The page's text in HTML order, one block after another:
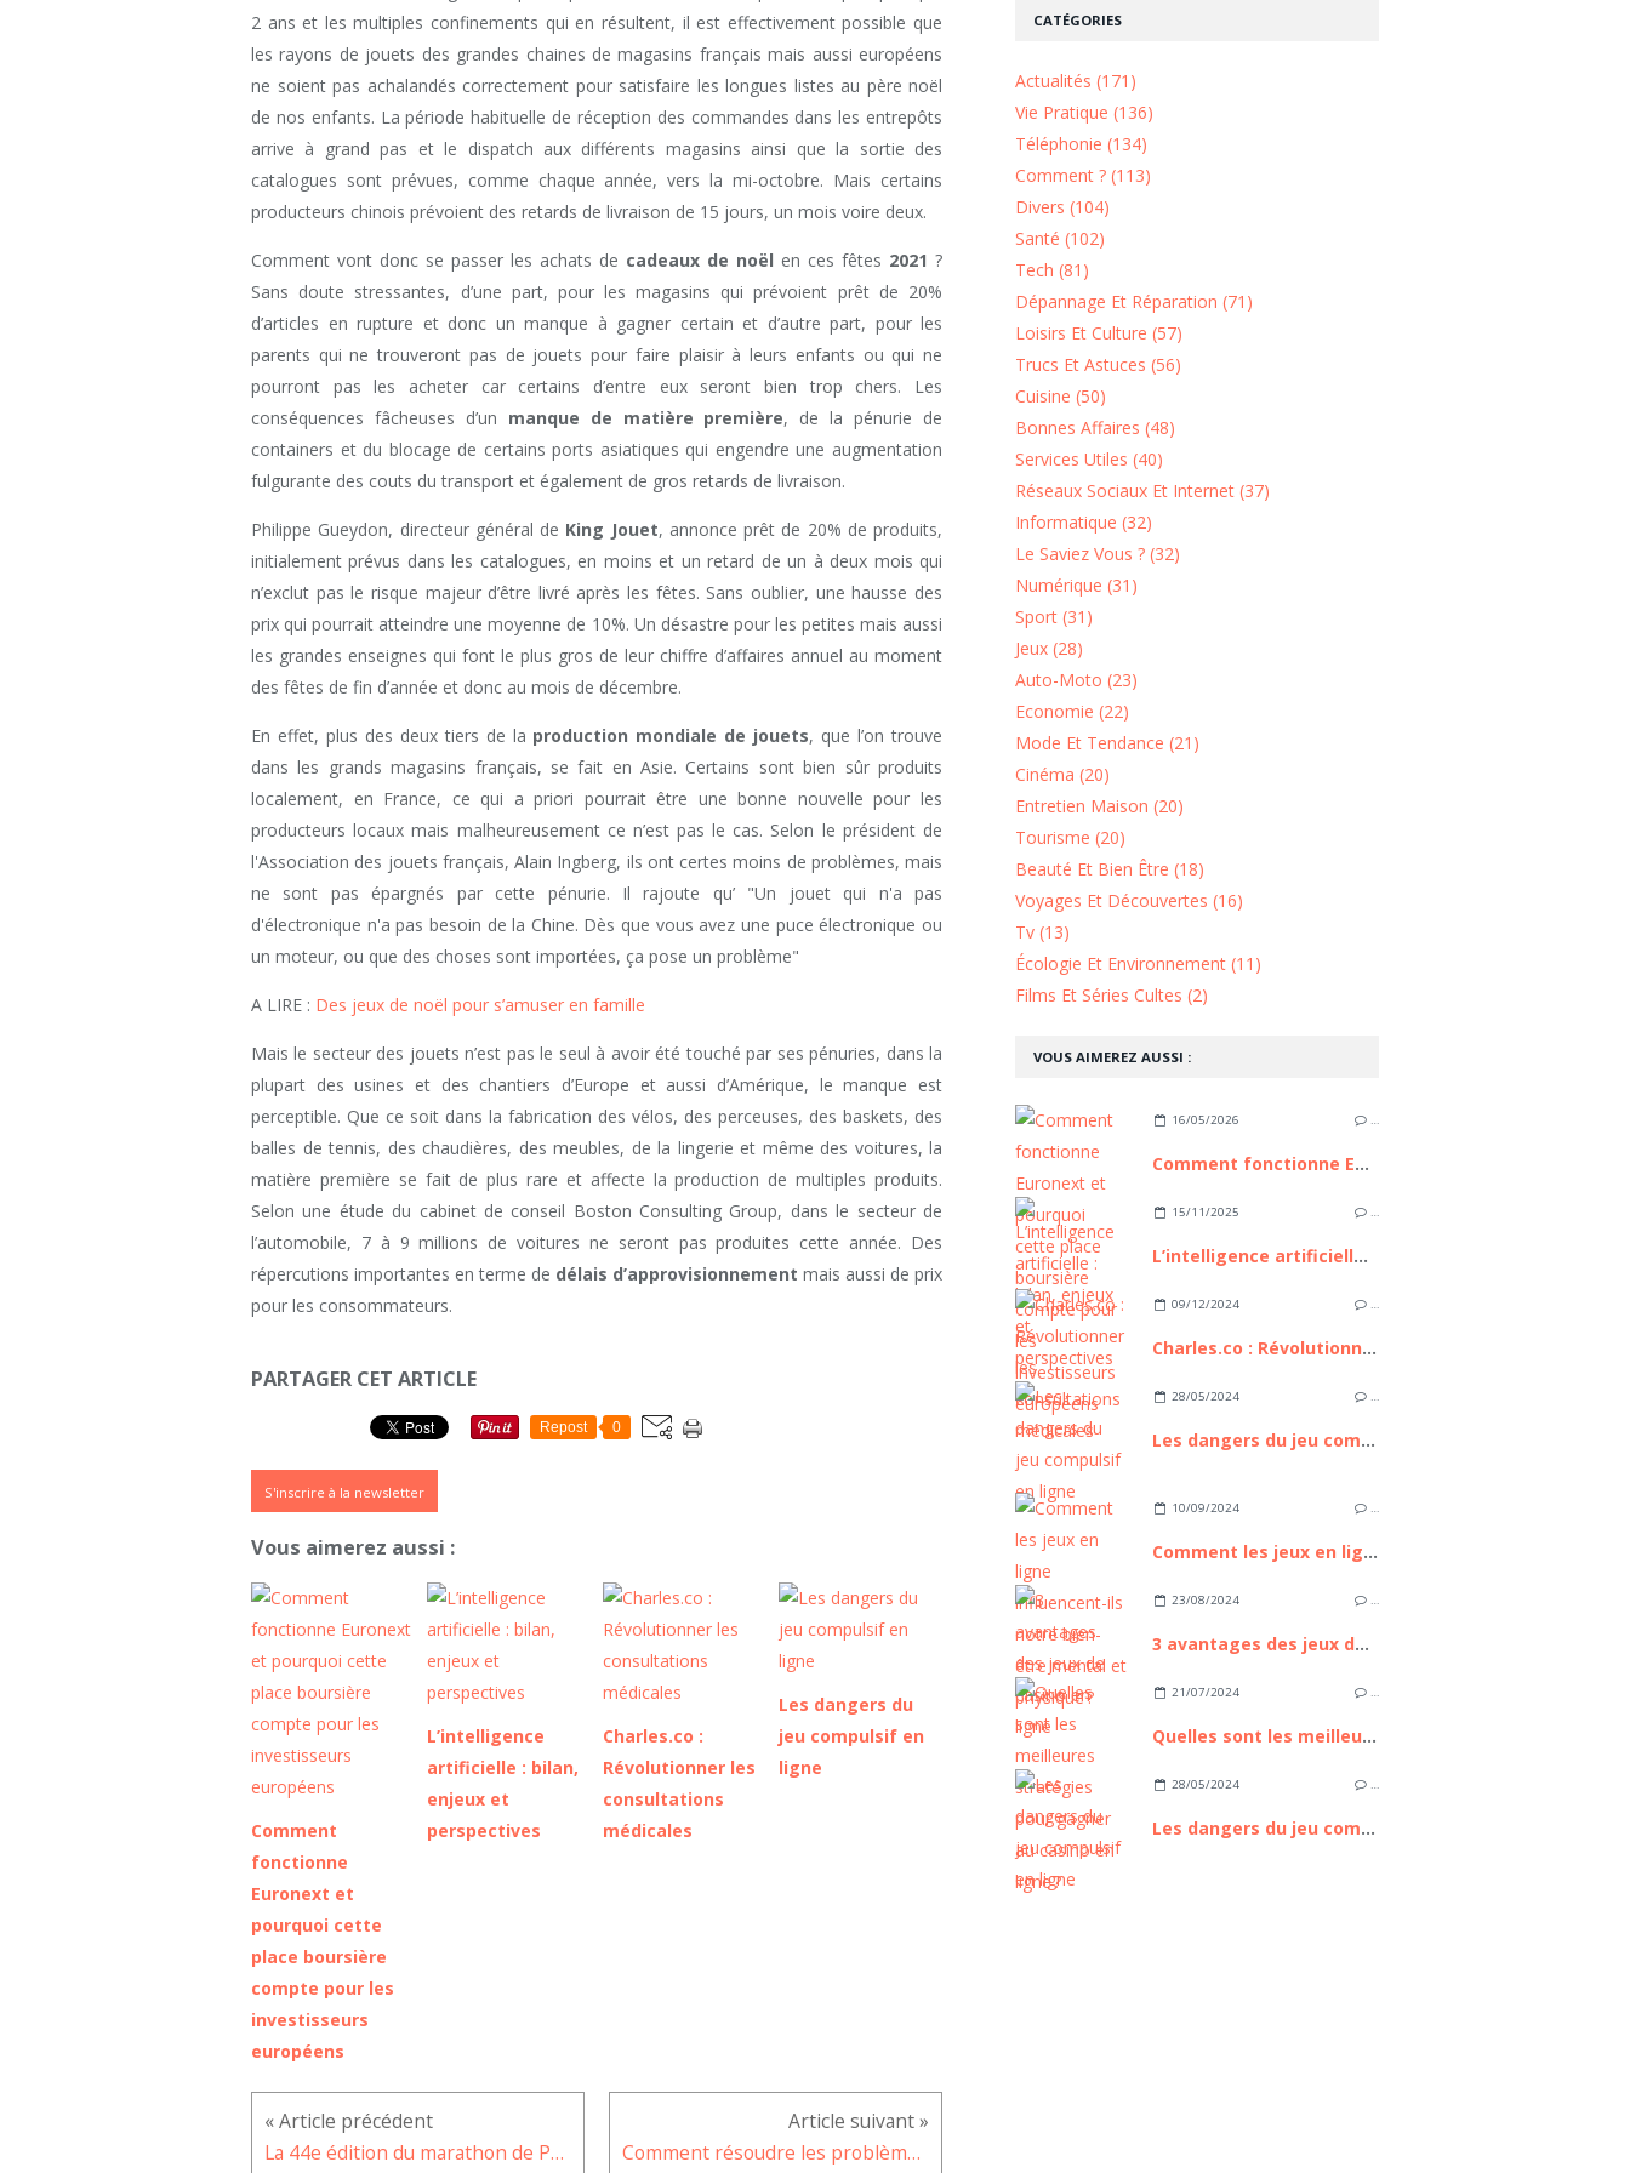
2 ans et les multiples confinements qui en résultent, il est effectivement possible que
les rayons de jouets des grandes chaines de magasins français mais aussi européens
ne soient pas achalandés correctement pour satisfaire les longues listes au père noël
de nos enfants. La période habituelle de réception des commandes dans les entrepôts
arrive à grand pas et le dispatch aux différents magasins ainsi que la sortie des
catalogues sont prévues, comme chaque année, vers la mi-octobre. Mais certains
producteurs chinois prévoient des retards de livraison de 15 jours, un mois voire deux.
Comment vont donc se passer les achats de cadeaux de noël en ces fêtes 2021 ?
Sans doute stressantes, d’une part, pour les magasins qui prévoient prêt de 20%
d’articles en rupture et donc un manque à gagner certain et d’autre part, pour les
parents qui ne trouveront pas de jouets pour faire plaisir à leurs enfants ou qui ne
pourront pas les acheter car certains d’entre eux seront bien trop chers. Les
conséquences fâcheuses d’un manque de matière première, de la pénurie de
containers et du blocage de certains ports asiatiques qui engendre une augmentation
fulgurante des couts du transport et également de gros retards de livraison.
Philippe Gueydon, directeur général de King Jouet, annonce prêt de 20% de produits,
initialement prévus dans les catalogues, en moins et un retard de un à deux mois qui
n’exclut pas le risque majeur d’être livré après les fêtes. Sans oublier, une hausse des
prix qui pourrait atteindre une moyenne de 10%. Un désastre pour les petites mais aussi
les grandes enseignes qui font le plus gros de leur chiffre d’affaires annuel au moment
des fêtes de fin d’année et donc au mois de décembre.
En effet, plus des deux tiers de la production mondiale de jouets, que l’on trouve
dans les grands magasins français, se fait en Asie. Certains sont bien sûr produits
localement, en France, ce qui a priori pourrait être une bonne nouvelle pour les
producteurs locaux mais malheureusement ce n’est pas le cas. Selon le président de
l'Association des jouets français, Alain Ingberg, ils ont certes moins de problèmes, mais
ne sont pas épargnés par cette pénurie. Il rajoute qu’ "Un jouet qui n'a pas
d'électronique n'a pas besoin de la Chine. Dès que vous avez une puce électronique ou
un moteur, ou que des choses sont importées, ça pose un problème"
A LIRE : Des jeux de noël pour s’amuser en famille
Mais le secteur des jouets n’est pas le seul à avoir été touché par ses pénuries, dans la
plupart des usines et des chantiers d’Europe et aussi d’Amérique, le manque est
perceptible. Que ce soit dans la fabrication des vélos, des perceuses, des baskets, des
balles de tennis, des chaudières, des meubles, de la lingerie et même des voitures, la
matière première se fait de plus rare et affecte la production de multiples produits.
Selon une étude du cabinet de conseil Boston Consulting Group, dans le secteur de
l’automobile, 7 à 9 millions de voitures ne seront pas produites cette année. Des
répercutions importantes en terme de délais d’approvisionnement mais aussi de prix
pour les consommateurs.
PARTAGER CET ARTICLE
Repost 0
S'inscrire à la newsletter
Vous aimerez aussi :
Comment
fonctionne
Euronext et
pourquoi cette
place boursière
compte pour les
investisseurs
européens
L’intelligence
artificielle : bilan,
enjeux et
perspectives
Charles.co :
Révolutionner les
consultations
médicales
Les dangers du
jeu compulsif en
ligne
La 44e édition du marathon de Paris, l’évènement phare du mois d’octobre Comment résoudre les problèmes de connexion réseau sur le Galaxy Note 20 ?
VOUS AIMEREZ AUSSI :
16/05/2026 …
Comment fonctionne Euronext et pourquoi cette place boursière compte pour les investisseurs européens
15/11/2025 …
L’intelligence artificielle : bilan, enjeux et perspectives
09/12/2024 …
Charles.co : Révolutionner les consultations médicales
28/05/2024 …
Les dangers du jeu compulsif en ligne
10/09/2024 …
Comment les jeux en ligne influencent-ils notre bien-être mental et physique ?
23/08/2024 …
3 avantages des jeux de casino en ligne
21/07/2024 …
Quelles sont les meilleures stratégies pour gagner au casino en ligne ?
28/05/2024 …
Les dangers du jeu compulsif en ligne
CATÉGORIES
Actualités (171)
Vie Pratique (136)
Téléphonie (134)
Comment ? (113)
Divers (104)
Santé (102)
Tech (81)
Dépannage Et Réparation (71)
Loisirs Et Culture (57)
Trucs Et Astuces (56)
Cuisine (50)
Bonnes Affaires (48)
Services Utiles (40)
Réseaux Sociaux Et Internet (37)
Informatique (32)
Le Saviez Vous ? (32)
Numérique (31)
Sport (31)
Jeux (28)
Auto-Moto (23)
Economie (22)
Mode Et Tendance (21)
Cinéma (20)
Entretien Maison (20)
Tourisme (20)
Beauté Et Bien Être (18)
Voyages Et Découvertes (16)
Tv (13)
Écologie Et Environnement (11)
Films Et Séries Cultes (2)